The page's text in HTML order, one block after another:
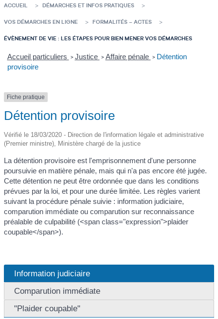
ACCUEIL DÉMARCHES ET INFOS PRATIQUES
VOS DÉMARCHES EN LIGNE FORMALITÉS – ACTES
ÉVÈNEMENT DE VIE : LES ÉTAPES POUR BIEN MENER VOS DÉMARCHES
Accueil particuliers > Justice > Affaire pénale > Détention
provisoire
Fiche pratique
Détention provisoire
Vérifié le 18/03/2020 - Direction de l'information légale et administrative
(Premier ministre), Ministère chargé de la justice
La détention provisoire est l'emprisonnement d'une personne
poursuivie en matière pénale, mais qui n'a pas encore été jugée.
Cette détention ne peut être ordonnée que dans les conditions
prévues par la loi, et pour une durée limitée. Les règles varient
suivant la procédure pénale suivie : information judiciaire,
comparution immédiate ou comparution sur reconnaissance
préalable de culpabilité (<span class="expression">plaider
coupable</span>).
Information judiciaire
Comparution immédiate
"Plaider coupable"